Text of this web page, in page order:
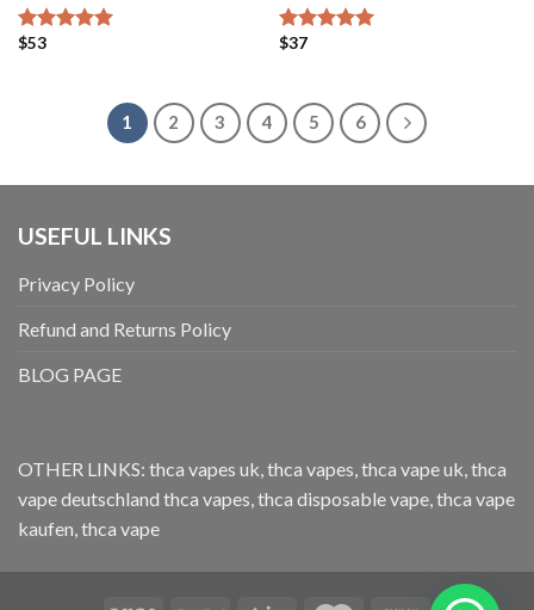
Bewertet mit
$53
Bewertet mit
$37
1 2 3 4 5 6
USEFUL LINKS
Privacy Policy
Refund and Returns Policy
BLOG PAGE
OTHER LINKS: thca vapes uk,thca vapes,thca vape uk,thca
vape deutschland thca vapes,thca disposable vape,thca vape
kaufen,thca vape